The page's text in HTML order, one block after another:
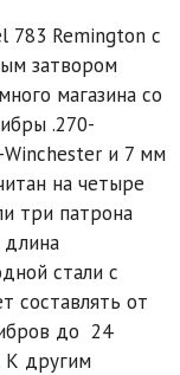
783 Remington с
затвором
магазина со
.270-
Winchester и 7 мм
на четыре
три патрона
длина
стали с
составлять от
до 24
К другим